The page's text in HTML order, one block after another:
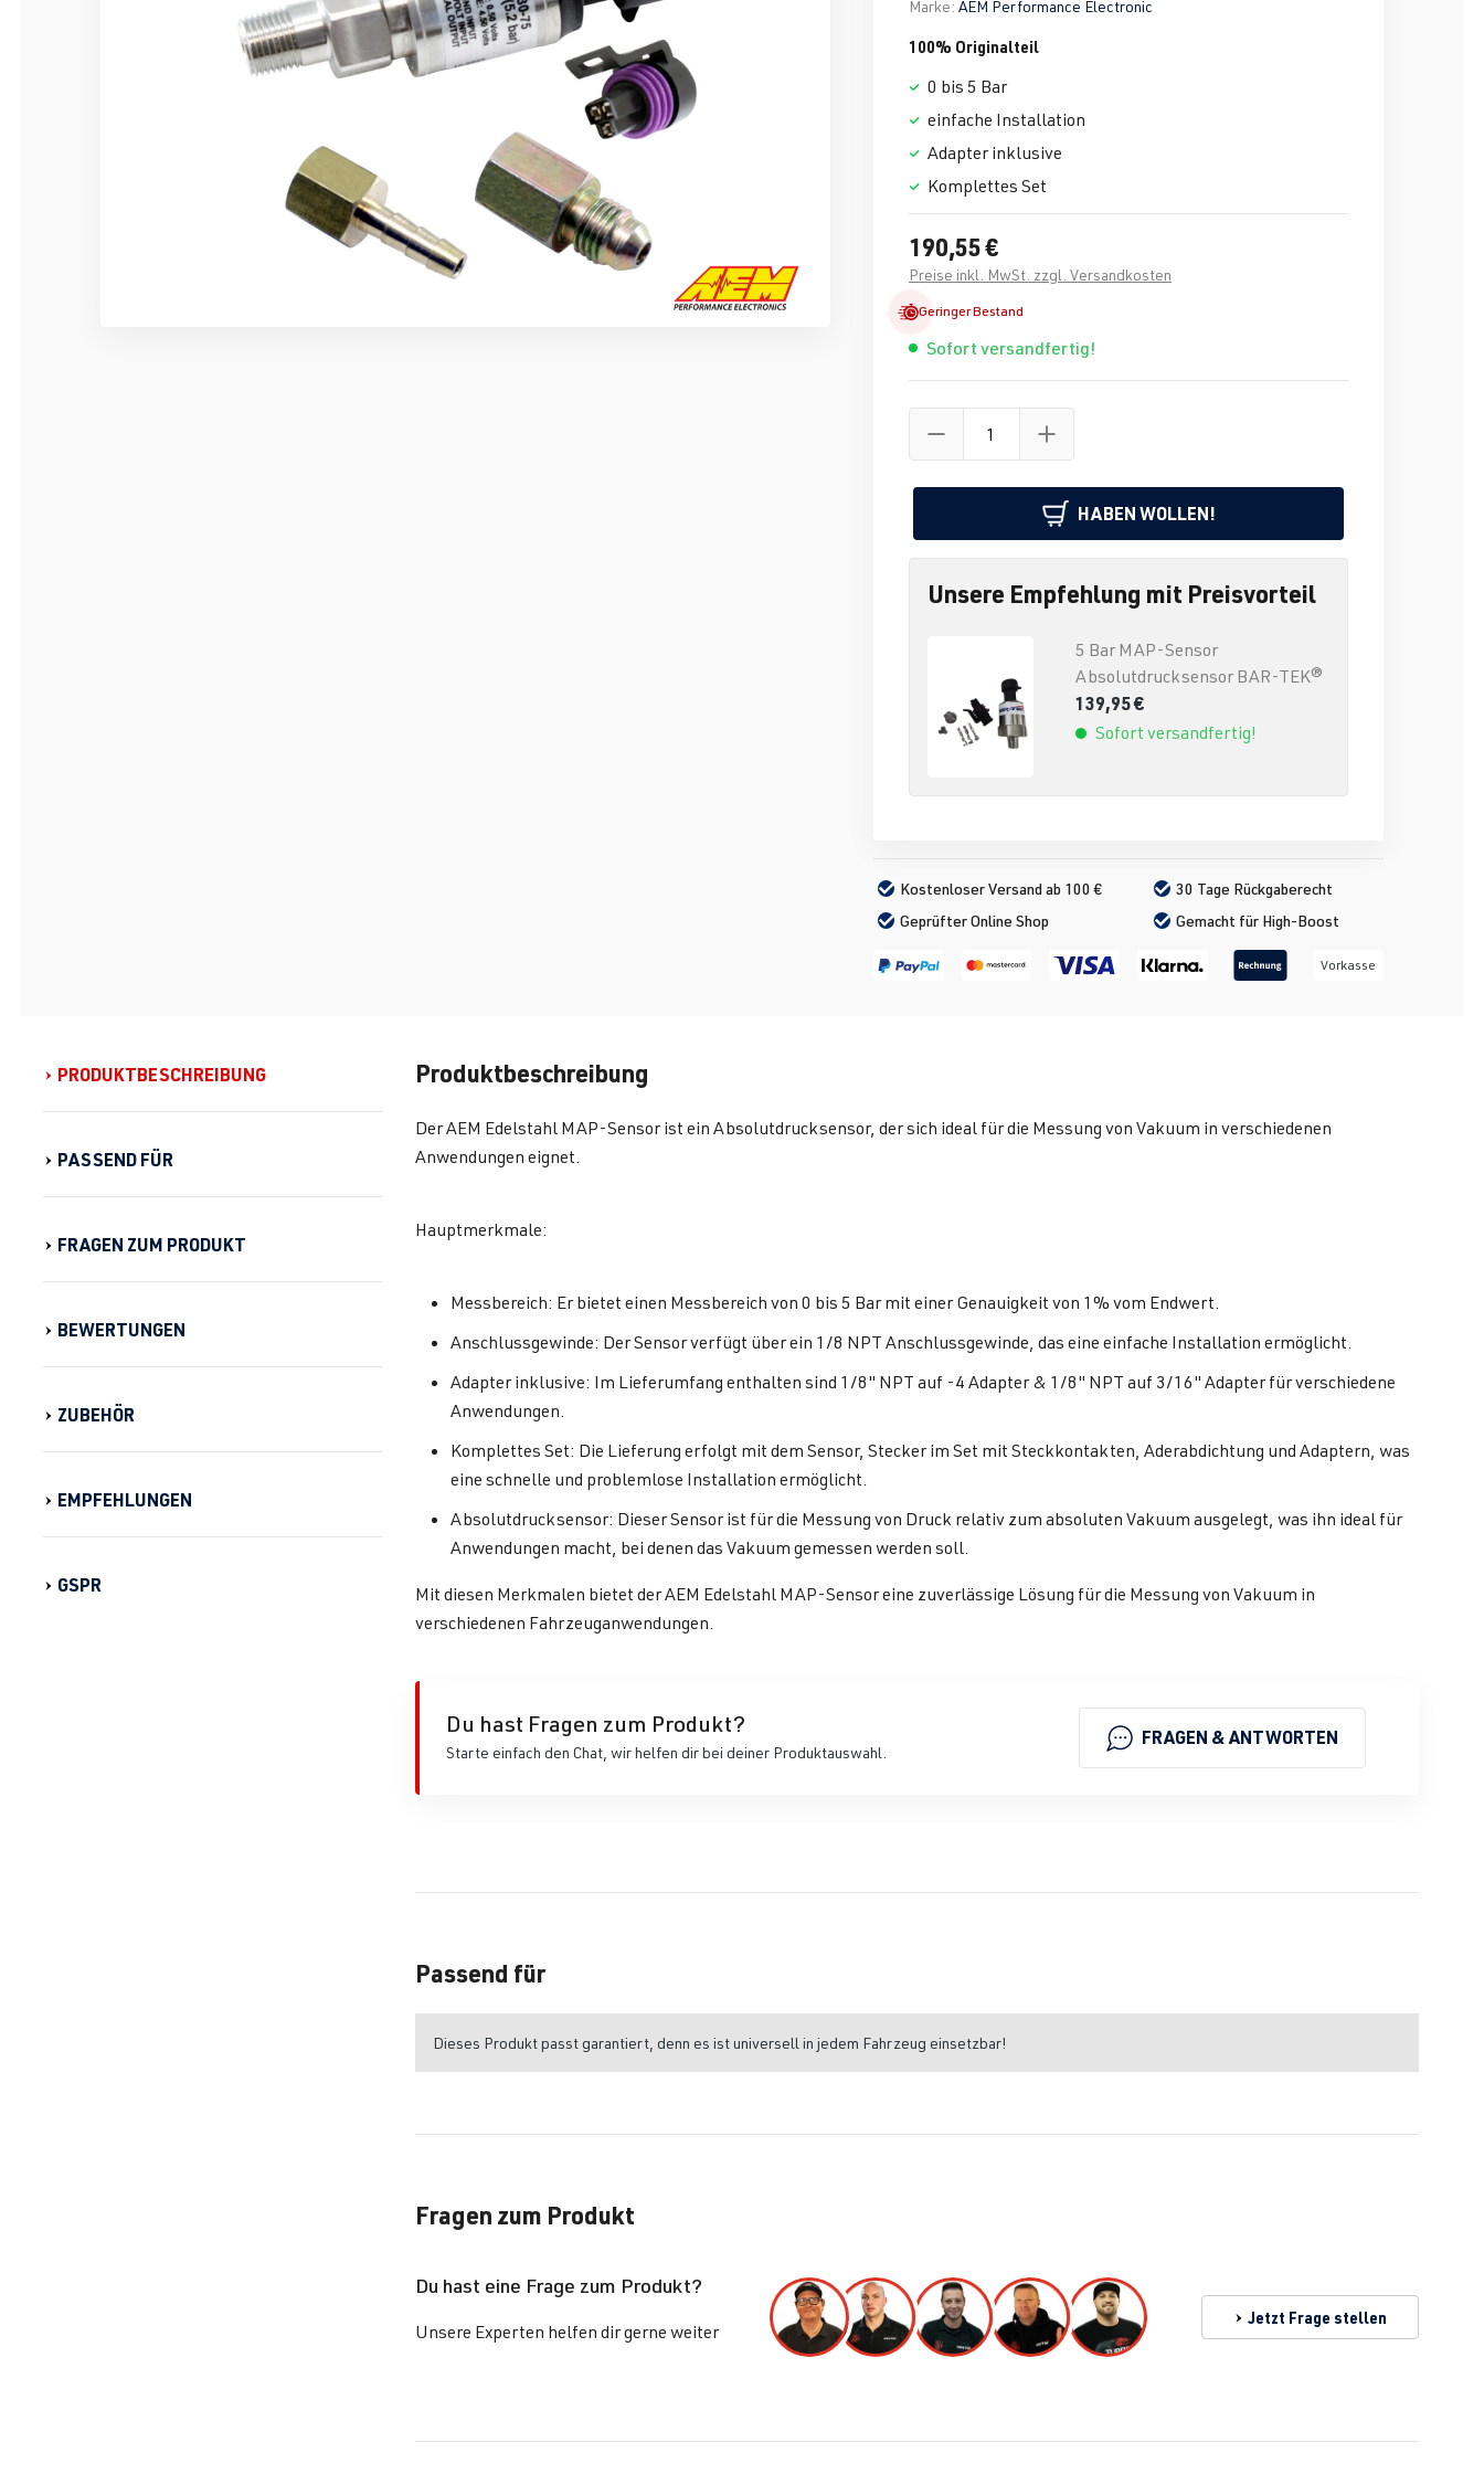
Marke: AEM Performance Electronic
100% Originalteil
0 bis 5 Bar
einfache Installation
Adapter inklusive
Komplettes Set
190,55 €
Preise inkl. MwSt. zzgl. Versandkosten
Geringer Bestand
Sofort versandfertig!
HABEN WOLLEN!
Unsere Empfehlung mit Preisvorteil
5 Bar MAP-Sensor
Absolutdrucksensor BAR-TEK®
139,95 €
Sofort versandfertig!
Kostenloser Versand ab 100 €
30 Tage Rückgaberecht
Geprüfter Online Shop
Gemacht für High-Boost
Vorkasse
PRODUKTBESCHREIBUNG
PASSEND FÜR
FRAGEN ZUM PRODUKT
BEWERTUNGEN
ZUBEHÖR
EMPFEHLUNGEN
GSPR
Produktbeschreibung
Der AEM Edelstahl MAP-Sensor ist ein Absolutdrucksensor, der sich ideal für die Messung von Vakuum in verschiedenen
Anwendungen eignet.
Hauptmerkmale:
Messbereich: Er bietet einen Messbereich von 0 bis 5 Bar mit einer Genauigkeit von 1% vom Endwert.
Anschlussgewinde: Der Sensor verfügt über ein 1/8 NPT Anschlussgewinde, das eine einfache Installation ermöglicht.
Adapter inklusive: Im Lieferumfang enthalten sind 1/8" NPT auf -4 Adapter & 1/8" NPT auf 3/16" Adapter für verschiedene
Anwendungen.
Komplettes Set: Die Lieferung erfolgt mit dem Sensor, Stecker im Set mit Steckkontakten, Aderabdichtung und Adaptern, was
eine schnelle und problemlose Installation ermöglicht.
Absolutdrucksensor: Dieser Sensor ist für die Messung von Druck relativ zum absoluten Vakuum ausgelegt, was ihn ideal für
Anwendungen macht, bei denen das Vakuum gemessen werden soll.
Mit diesen Merkmalen bietet der AEM Edelstahl MAP-Sensor eine zuverlässige Lösung für die Messung von Vakuum in
verschiedenen Fahrzeuganwendungen.
Du hast Fragen zum Produkt?
Starte einfach den Chat, wir helfen dir bei deiner Produktauswahl.
FRAGEN & ANTWORTEN
Passend für
Dieses Produkt passt garantiert, denn es ist universell in jedem Fahrzeug einsetzbar!
Fragen zum Produkt
Du hast eine Frage zum Produkt?
Unsere Experten helfen dir gerne weiter
Jetzt Frage stellen